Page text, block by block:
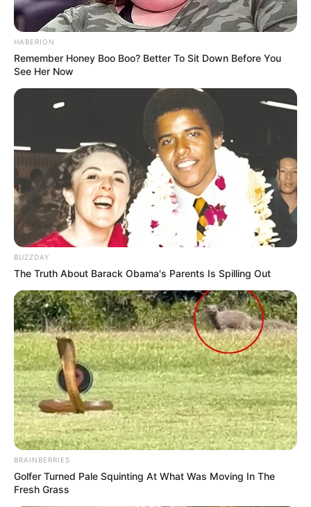
HABERION
Remember Honey Boo Boo? Better To Sit Down Before You
See Her Now
BUZZDAY
The Truth About Barack Obama's Parents Is Spilling Out
BRAINBERRIES
Golfer Turned Pale Squinting At What Was Moving In The
Fresh Grass